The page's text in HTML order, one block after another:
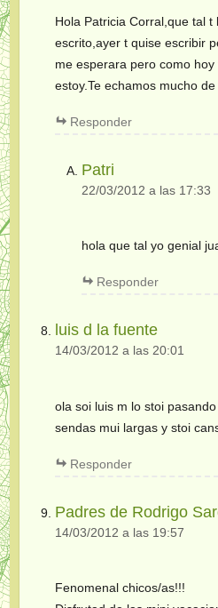
Hola Patricia Corral,que tal
escrito,ayer t quise escribir
me esperara pero como
estoy.Te echamos mucho
Responder
Patri
22/03/2012 a las 17:33
hola que tal yo genial
Responder
luis d la fuente
14/03/2012 a las 20:01
ola soi luis m lo stoi
sendas mui largas y stoi
Responder
Padres de Rodrigo
14/03/2012 a las 19:57
Fenomenal chicos/as!!!